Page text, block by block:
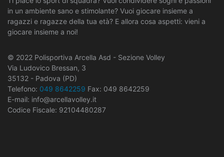
in un ambiente sano e stimolante? Vuoi giocare insieme a
ragazzi e ragazze della tua età? E allora cosa aspetti: vieni a
giocare insieme a noi!
© 2022 Polisportiva Arcella Asd - Sezione Volley
Via Ludovico Bressan, 3
35132 - Padova (PD)
Telefono: 049 8642259 Fax: 049 8642259
E-mail: info@arcellavolley.it
Codice Fiscale: 92104480287